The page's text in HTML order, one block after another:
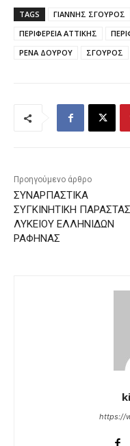
TAGS ΓΙΑΝΝΗΣ ΣΓΟΥΡΟΣ
ΠΕΡΙΦΕΡΕΙΑ ΑΤΤΙΚΗΣ
ΡΕΝΑ ΔΟΥΡΟΥ
ΣΓΟΥΡΟΣ
Προηγούμενο άρθρο
ΣΥΝΑΡΠΑΣΤΙΚΑ
ΣΥΓΚΙΝΗΤΙΚΗ
ΛΥΚΕΙΟΥ ΕΛΛΗΝΙΔΩΝ
ΡΑΦΗΝΑΣ
https://